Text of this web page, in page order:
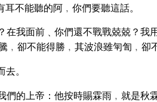
不能聽的阿﹐你們要聽這話。
在我面前﹑你們還不戰戰兢兢？我
卻不能得勝﹐其波浪雖匉訇﹐卻
。
的上帝：他按時賜霖雨﹐就是秋